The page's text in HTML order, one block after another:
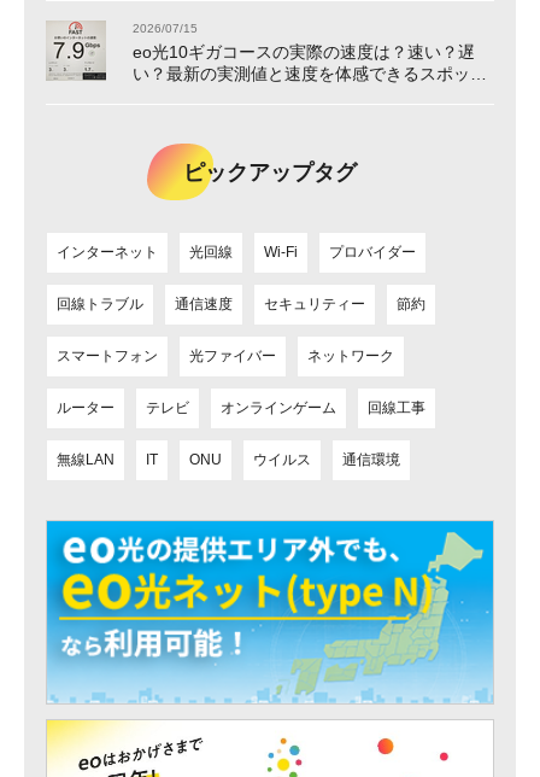
2026/07/15
eo光10ギガコースの実際の速度は？速い？遅
い？最新の実測値と速度を体感できるスポット
ピックアップタグ
インターネット 光回線 Wi-Fi プロバイダー
回線トラブル 通信速度 セキュリティー 節約
スマートフォン 光ファイバー ネットワーク
ルーター テレビ オンラインゲーム 回線工事
無線LAN IT ONU ウイルス 通信環境